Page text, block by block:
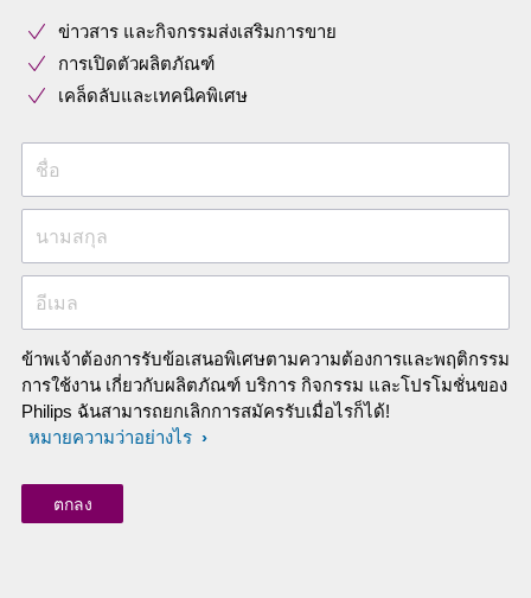
ข่าวสาร และกิจกรรมส่งเสริมการขาย
การเปิดตัวผลิตภัณฑ์
เคล็ดลับและเทคนิคพิเศษ
ชื่อ
นามสกุล
อีเมล
ข้าพเจ้าต้องการรับข้อเสนอพิเศษตามความต้องการและพฤติกรรม
การใช้งาน เกี่ยวกับผลิตภัณฑ์ บริการ กิจกรรม และโปรโมชั่นของ
Philips ฉันสามารถยกเลิกการสมัครรับเมื่อไรก็ได้!
หมายความว่าอย่างไร